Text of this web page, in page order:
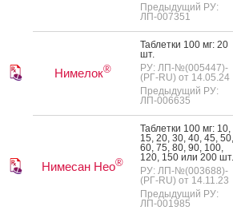
Предыдущий РУ:
ЛП-007351
Нимелок®
Таб­летки 100 мг: 20
шт.
РУ: ЛП-№(005447)-
(РГ-RU) от 14.05.24
Предыдущий РУ:
ЛП-006635
Нимесан Нео®
Таб­летки 100 мг: 10,
15, 20, 30, 40, 45, 50,
60, 75, 80, 90, 100,
120, 150 или 200 шт.
РУ: ЛП-№(003688)-
(РГ-RU) от 14.11.23
Предыдущий РУ:
ЛП-001985